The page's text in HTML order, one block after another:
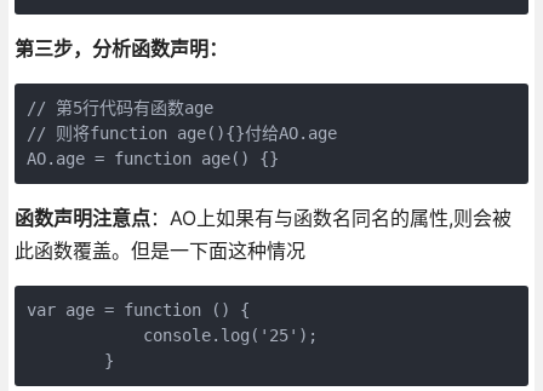
第三步，分析函数声明：
// 第5行代码有函数age
// 则将function age(){}付给AO.age
AO.age = function age() {}
函数声明注意点：AO上如果有与函数名同名的属性,则会被
此函数覆盖。但是一下面这种情况
var age = function () {
            console.log('25');
        }